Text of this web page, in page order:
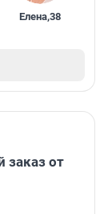
Елена,38
заказ от